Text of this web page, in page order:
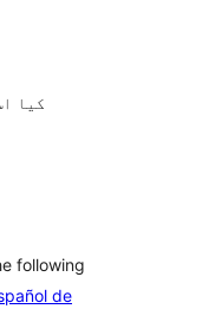
کیا
following
de